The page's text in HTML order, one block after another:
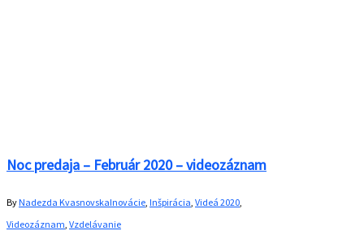
Noc predaja – Február 2020 – videozáznam
By Nadezda KvasnovskaInovácie Inšpirácia Videá 2020
Videozáznam Vzdelávanie